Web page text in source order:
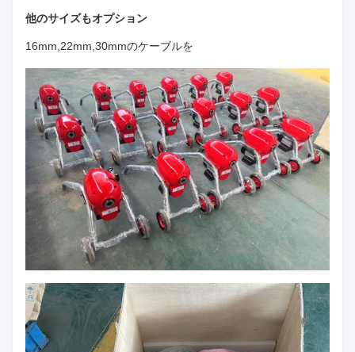
他のサイズもオプション
16mm,22mm,30mmのケーブルを